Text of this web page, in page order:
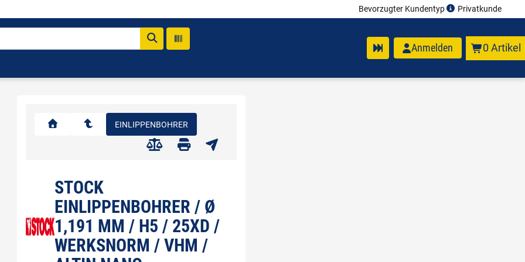
Bevorzugter Kundentyp Privatkunde
Anmelden 0 Artikel
EINLIPPENBOHRER
STOCK
EINLIPPENBOHRER / Ø
1,191 MM / H5 / 25XD /
WERKSNORM / VHM /